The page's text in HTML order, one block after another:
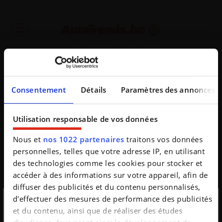
Consentement Détails Paramètres des annonces
Utilisation responsable de vos données
Nous et nos 1022 partenaires traitons vos données
personnelles, telles que votre adresse IP, en utilisant
des technologies comme les cookies pour stocker et
accéder à des informations sur votre appareil, afin de
diffuser des publicités et du contenu personnalisés,
d'effectuer des mesures de performance des publicités
et du contenu, ainsi que de réaliser des études
Oups
De opgevraagde pagina bestaat niet